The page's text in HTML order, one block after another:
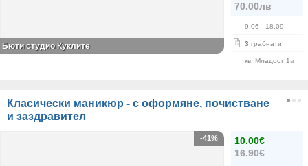
70.00лв
9.06 - 18.09
3 грабнати
кв. Младост 1а
Бюти студио Куклите
Класически маникюр - с оформяне, почистване
и заздравител
10.00€
16.90€
-41%